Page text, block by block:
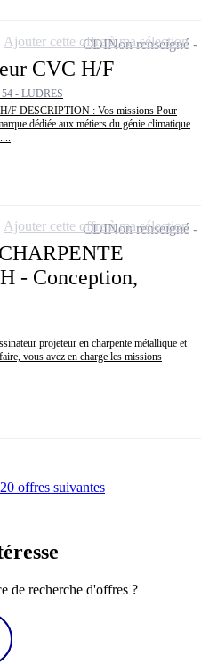
CVC H/F
54 - LUDRES
F DESCRIPTION : Vos missions Pour
dédiée aux métiers du génie climatique
CDINon renseigné
Ajouter cette offre à ma sélection
- Conception,
projeteur en charpente métallique et
vous avez en charge les missions
CDINon renseigné
Ajouter cette offre à ma sélection
offres suivantes
de recherche d'offres ?